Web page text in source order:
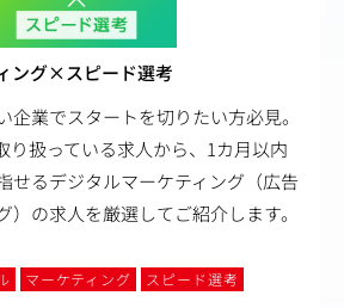
ング×スピード選考
企業でスタートを切りたい方必見。
り扱っている求人から、1カ月以内
せるデジタルマーケティング（広告
）の求人を厳選してご紹介します。
マーケティング スピード選考